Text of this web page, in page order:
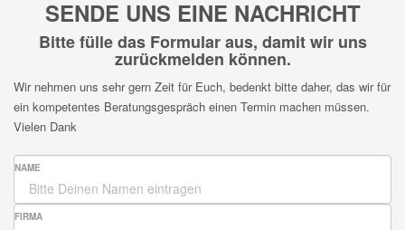
SENDE UNS EINE NACHRICHT
Bitte fülle das Formular aus, damit wir uns
zurückmelden können.
Wir nehmen uns sehr gern Zeit für Euch, bedenkt bitte daher, das wir für
ein kompetentes Beratungsgespräch einen Termin machen müssen.
Vielen Dank
NAME
FIRMA